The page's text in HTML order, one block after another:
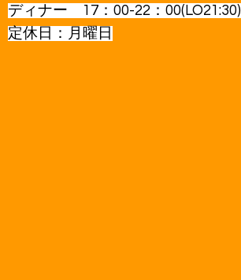
ディナー 17：00-22：00(LO21:30)
定休日：月曜日